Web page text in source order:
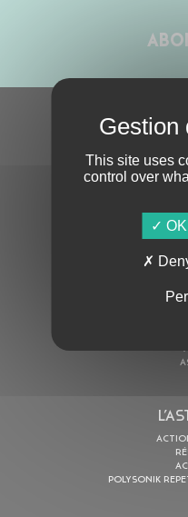
S'ABONNER
En cochant cette case,
POLYSONIK
This site uses
control over